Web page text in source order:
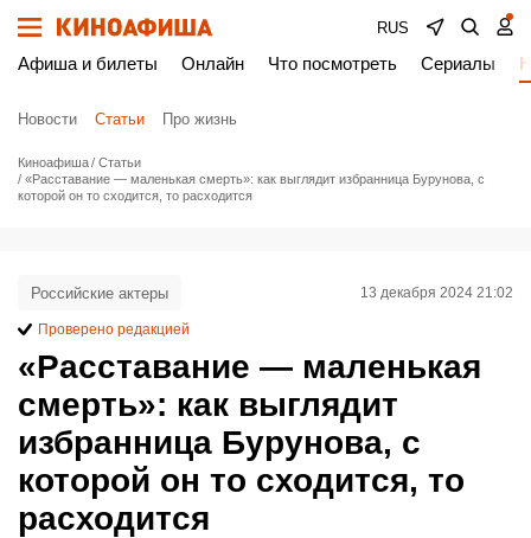
RUS
Афиша и билеты Онлайн Что посмотреть Сериалы
Новости Статьи Про жизнь
Киноафиша
Статьи
«Расставание — маленькая смерть»: как выглядит избранница Бурунова, с
которой он то сходится, то расходится
«Расставание — маленькая
смерть»: как выглядит
избранница Бурунова, с
которой он то сходится, то
расходится
Российские актеры 13 декабря 2024 21:02
Проверено редакцией